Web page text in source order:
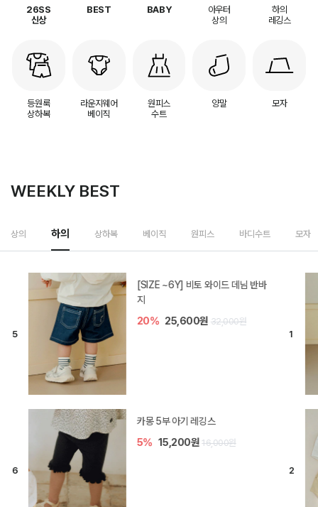
26SS
신상
BEST BABY
아우터
상의
하의
레깅스
등원룩
상하복
라운지웨어
베이직
원피스
수트
양말 모자
WEEKLY BEST
상의 하의 상하복 베이직 원피스 바디수트 모자
밀라 아기 셋업
20%
브렌 아기 블라우스 세트
10% 36,900원 41,000원